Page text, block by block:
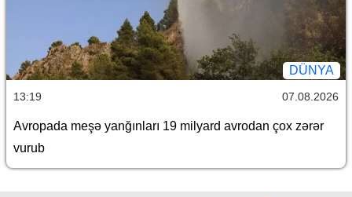
DÜNYA
13:19 07.08.2026
Avropada meşə yanğınları 19 milyard avrodan çox zərər
vurub